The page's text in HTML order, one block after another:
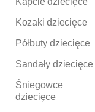
Kozaki dziecięce
Półbuty dziecięce
Sandały dziecięce
Śniegowce
dziecięce